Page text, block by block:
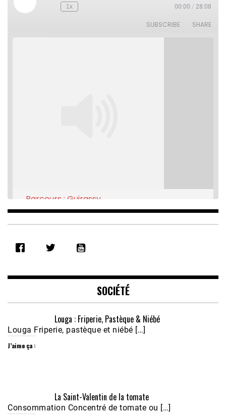
Play
Episode
Rewind
1x 00:00 / 28:08
SUBSCRIBE SHARE
RSS FEED
EMBED
Parcours : Guirassy
Feb 16, 2021 • 28:08
Nobana (Podologue)
Feb 24, 2021 • 28mn
SOCIÉTÉ
Louga : Friperie, Pastèque & Niébé
Louga Friperie, pastèque et niébé […]
J’aime ça :
La Saint-Valentin de la tomate
Consommation Concentré de tomate ou […]